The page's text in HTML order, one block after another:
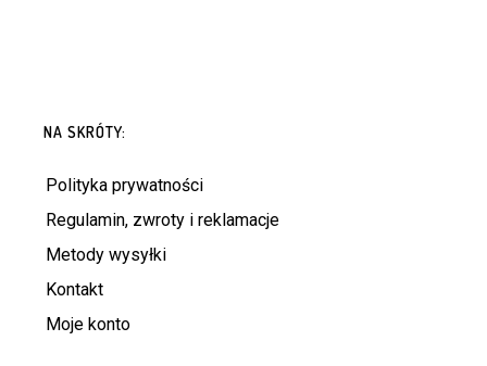
NA SKRÓTY:
Polityka prywatności
Regulamin, zwroty i reklamacje
Metody wysyłki
Kontakt
Moje konto